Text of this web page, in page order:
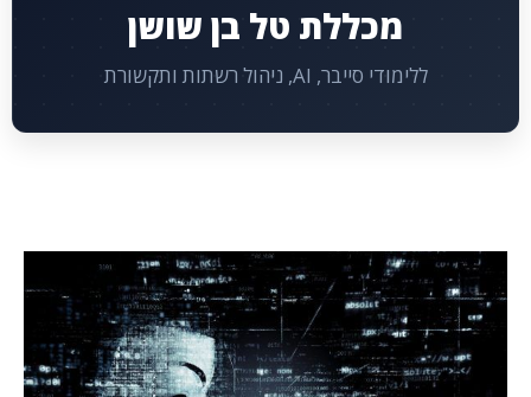
מכללת טל בן שושן
ללימודי סייבר, AI, ניהול רשתות ותקשורת